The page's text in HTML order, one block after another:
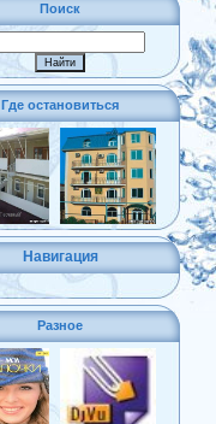
Поиск
Где остановиться
Навигация
Разное